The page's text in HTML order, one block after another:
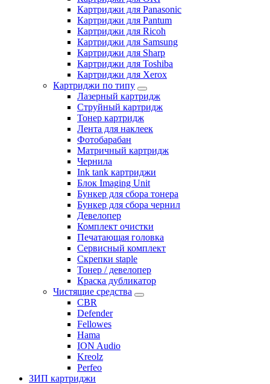
Картриджи для Panasonic
Картриджи для Pantum
Картриджи для Ricoh
Картриджи для Samsung
Картриджи для Sharp
Картриджи для Toshiba
Картриджи для Xerox
Картриджи по типу
Лазерный картридж
Струйный картридж
Тонер картридж
Лента для наклеек
Фотобарабан
Матричный картридж
Чернила
Ink tank картриджи
Блок Imaging Unit
Бункер для сбора тонера
Бункер для сбора чернил
Девелопер
Комплект очистки
Печатающая головка
Сервисный комплект
Скрепки staple
Тонер / девелопер
Краска дубликатор
Чистящие средства
CBR
Defender
Fellowes
Hama
ION Audio
Kreolz
Perfeo
ЗИП картриджи